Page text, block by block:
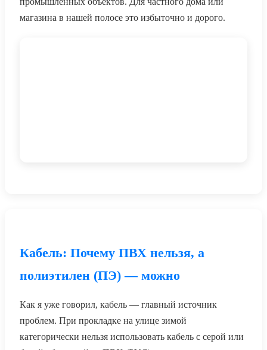
магазина в нашей полосе это избыточно и дорого.
Кабель: Почему ПВХ нельзя, а
полиэтилен (ПЭ) — можно
Как я уже говорил, кабель — главный источник
проблем. При прокладке на улице зимой
категорически нельзя использовать кабель с серой или